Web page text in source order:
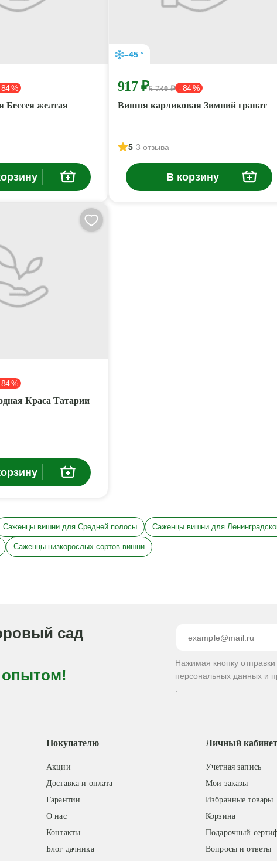
84 %
Бессея желтая
–45 °
917 ₽5 730 ₽ - 84 %
Вишня карликовая Зимний гранат
5 3 отзыва
В корзину
84 %
Краса Татарии
Саженцы вишни для Средней полосы Саженцы вишни для
Саженцы низкорослых сортов вишни
сад
опытом!
Нажимая кнопку
персональных данных и
Покупателю
Акции
Доставка и оплата
Гарантии
О нас
Контакты
Блог дачника
Личный кабинет
Учетная запись
Мои заказы
Избранные товары
Корзина
Подарочный
Вопросы и ответы